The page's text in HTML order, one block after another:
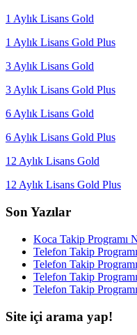
1 Aylık Lisans Gold
1 Aylık Lisans Gold Plus
3 Aylık Lisans Gold
3 Aylık Lisans Gold Plus
6 Aylık Lisans Gold
6 Aylık Lisans Gold Plus
12 Aylık Lisans Gold
12 Aylık Lisans Gold Plus
Son Yazılar
Koca Takip Programı
Telefon Takip
Telefon Takip
Telefon Takip
Telefon Takip
Site içi arama yap!